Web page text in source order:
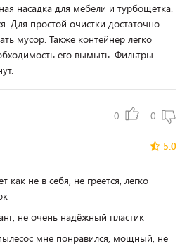
насадка для мебели и турбощетка.
Для простой очистки достаточно
мусор. Также контейнер легко
его вымыть. Фильтры
0 0
5.0
как не в себя, не греется, легко
не очень надёжный пластик
мне понравился, мощный, не